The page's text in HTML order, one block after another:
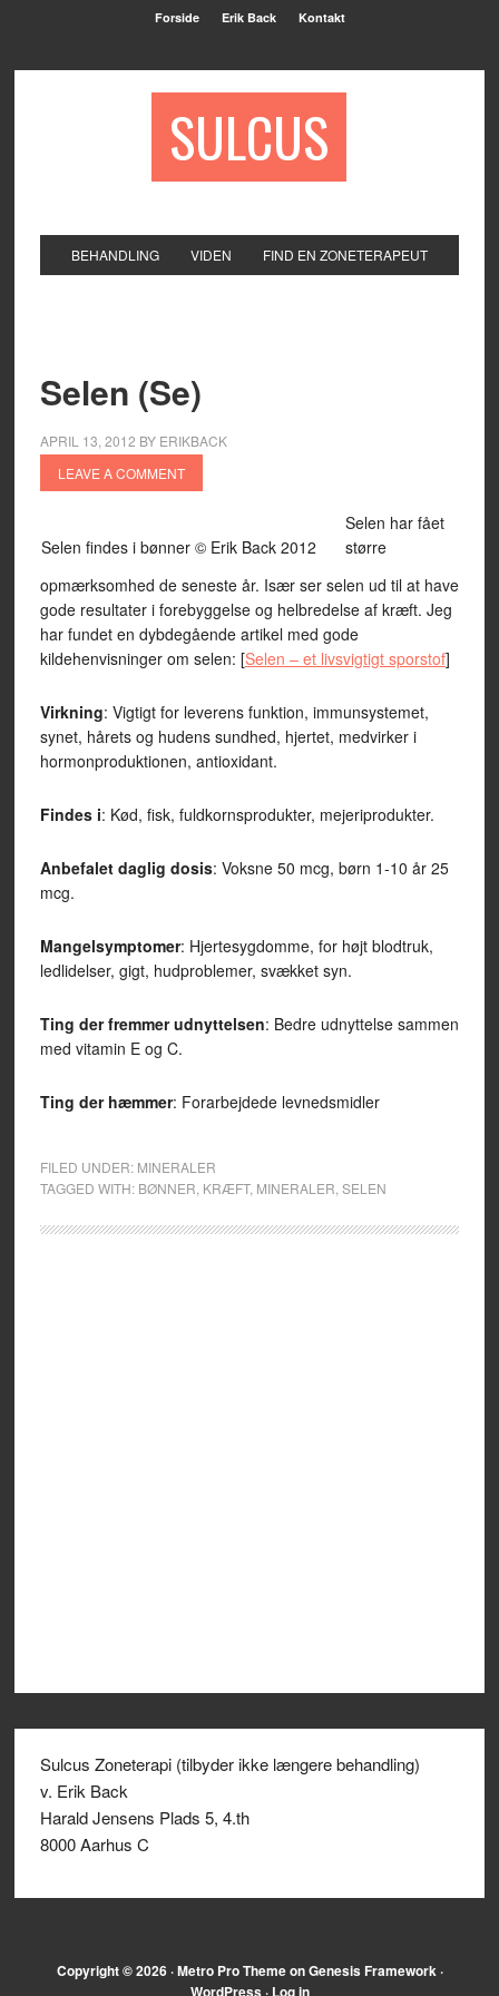
Forside Erik Back Kontakt
SULCUS
BEHANDLING VIDEN FIND EN ZONETERAPEUT
Selen (Se)
APRIL 13, 2012 BY ERIKBACK
LEAVE A COMMENT
Selen findes i bønner © Erik Back 2012
Selen har fået
større
opmærksomhed de seneste år. Især ser selen ud til at have
gode resultater i forebyggelse og helbredelse af kræft. Jeg
har fundet en dybdegående artikel med gode
kildehenvisninger om selen: [Selen – et livsvigtigt sporstof]
Virkning: Vigtigt for leverens funktion, immunsystemet,
synet, hårets og hudens sundhed, hjertet, medvirker i
hormonproduktionen, antioxidant.
Findes i: Kød, fisk, fuldkornsprodukter, mejeriprodukter.
Anbefalet daglig dosis: Voksne 50 mcg, børn 1-10 år 25
mcg.
Mangelsymptomer: Hjertesygdomme, for højt blodtruk,
ledlidelser, gigt, hudproblemer, svækket syn.
Ting der fremmer udnyttelsen: Bedre udnyttelse sammen
med vitamin E og C.
Ting der hæmmer: Forarbejdede levnedsmidler
FILED UNDER: MINERALER
TAGGED WITH: BØNNER KRÆFT, MINERALER SELEN
Sulcus Zoneterapi (tilbyder ikke længere behandling)
v. Erik Back
Harald Jensens Plads 5, 4.th
8000 Aarhus C
Copyright © 2026 ·Metro Pro ThemeonGenesis Framework·
WordPress· Log in